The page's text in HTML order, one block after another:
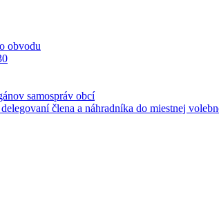
obvodu
samospráv obcí
člena a náhradníka do miestnej